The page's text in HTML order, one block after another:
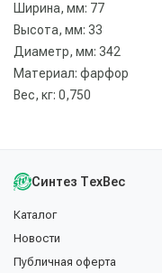
Ширина, мм: 77
Высота, мм: 33
Диаметр, мм: 342
Материал: фарфор
Вес, кг: 0,750
Синтез ТехВес
Каталог
Новости
Публичная оферта